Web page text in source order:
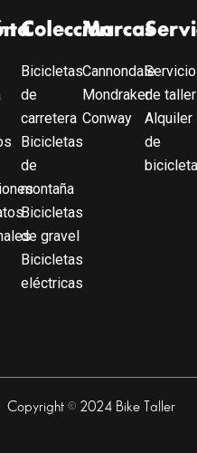
Colección
Bicicletas
de
carretera
Bicicletas
de
montaña
Bicicletas
de gravel
Bicicletas
eléctricas
Marcas
Cannondale
Mondraker
Conway
Servicio
de taller
Alquiler
de
Copyright © 2024 Bike Taller